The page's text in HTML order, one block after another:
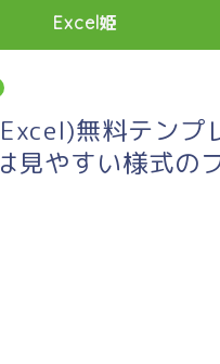
Excel姫
無料テンプ
見やすい様式の